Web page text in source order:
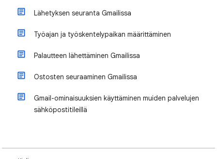
Lähetyksen seuranta Gmailissa
Työajan ja työskentelypaikan määrittäminen
Palautteen lähettäminen Gmailissa
Ostosten seuraaminen Gmailissa
Gmail-ominaisuuksien käyttäminen muiden palvelujen
sähköpostitileillä